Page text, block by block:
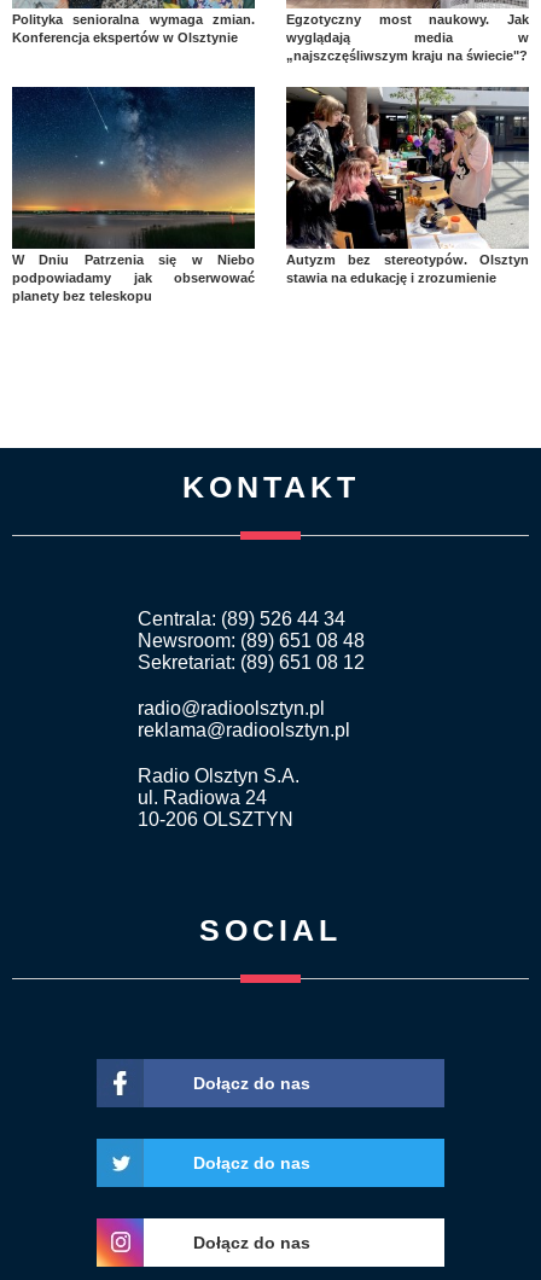
Polityka senioralna wymaga zmian.
Konferencja ekspertów w Olsztynie
Egzotyczny most naukowy. Jak
wyglądają media w
„najszczęśliwszym kraju na świecie"?
W Dniu Patrzenia się w Niebo
podpowiadamy jak obserwować
planety bez teleskopu
Autyzm bez stereotypów. Olsztyn
stawia na edukację i zrozumienie
KONTAKT
Centrala: (89) 526 44 34
Newsroom: (89) 651 08 48
Sekretariat: (89) 651 08 12
radio@radioolsztyn.pl
reklama@radioolsztyn.pl
Radio Olsztyn S.A.
ul. Radiowa 24
10-206 OLSZTYN
SOCIAL
Dołącz do nas
Dołącz do nas
Dołącz do nas